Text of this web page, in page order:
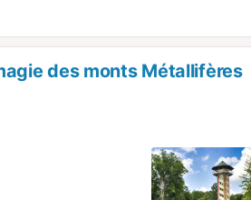
nouvelle pause. Les
Fichtenhäusel est
et forêts,
une vue
chemin du retour
des monts Métallifères